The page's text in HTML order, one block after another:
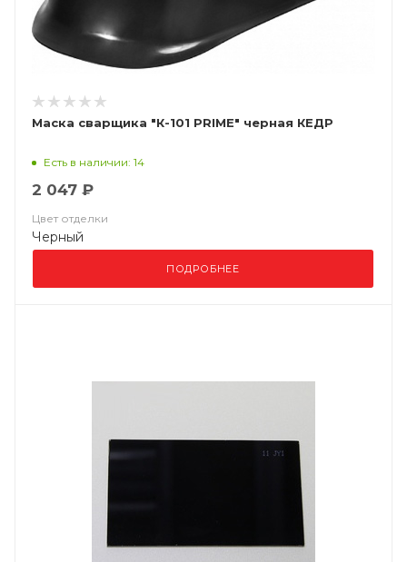
Маска сварщика "К-101 PRIME" черная КЕДР
Есть в наличии: 14
2 047 ₽
Цвет отделки
Черный
ПОДРОБНЕЕ